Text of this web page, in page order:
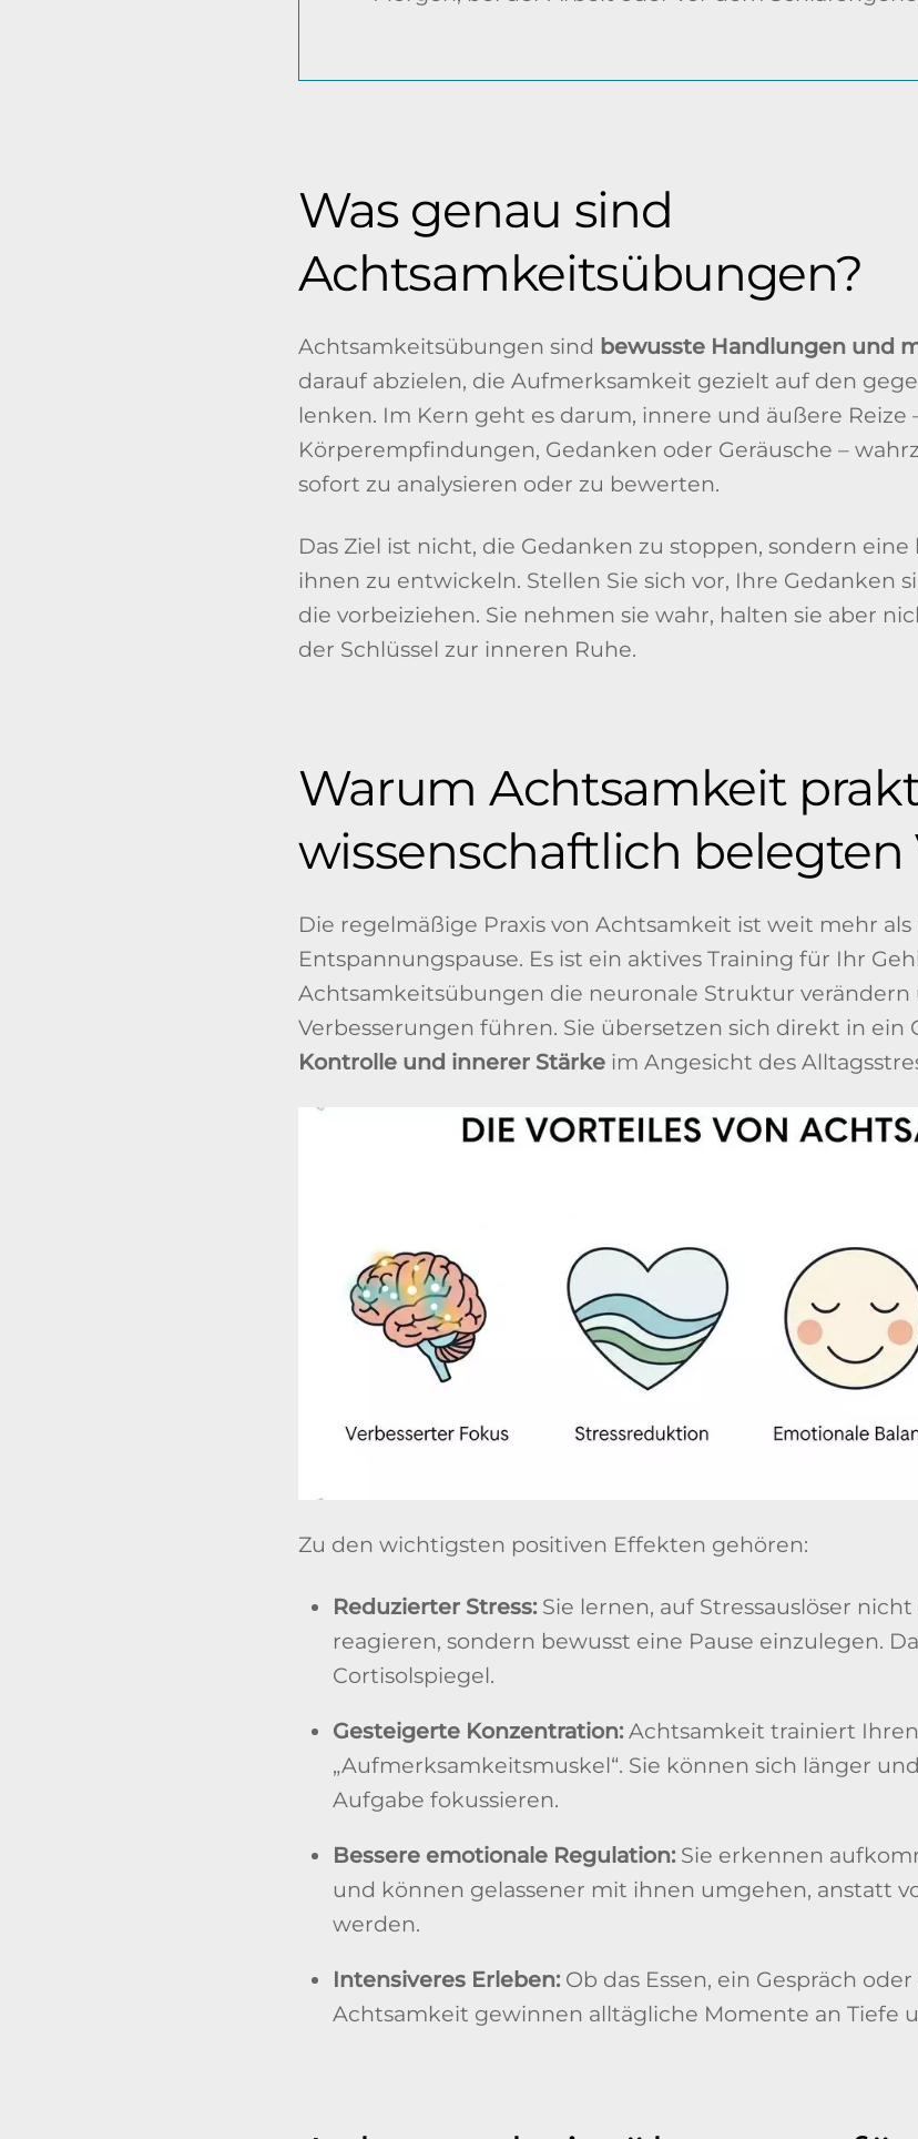
Was genau sind
Achtsamkeitsübungen?
Achtsamkeitsübungen sind bewusste Handlungen und
darauf abzielen, die Aufmerksamkeit gezielt auf den
lenken. Im Kern geht es darum, innere und äußere Reize
Körperempfindungen, Gedanken oder Geräusche –
sofort zu analysieren oder zu bewerten.
Das Ziel ist nicht, die Gedanken zu stoppen, sondern
ihnen zu entwickeln. Stellen Sie sich vor, Ihre Gedanken
die vorbeiziehen. Sie nehmen sie wahr, halten sie aber
der Schlüssel zur inneren Ruhe.
Warum Achtsamkeit
wissenschaftlich belegten
Die regelmäßige Praxis von Achtsamkeit ist weit mehr
Entspannungspause. Es ist ein aktives Training für Ihr
Achtsamkeitsübungen die neuronale Struktur verändern
Verbesserungen führen. Sie übersetzen sich direkt in ein
Kontrolle und innerer Stärkeim Angesicht des
Zu den wichtigsten positiven Effekten gehören:
Reduzierter Stress:Sie lernen, auf Stressauslöser
reagieren, sondern bewusst eine Pause einzulegen.
Cortisolspiegel.
Gesteigerte Konzentration:Achtsamkeit trainiert Ihren
„Aufmerksamkeitsmuskel“. Sie können sich länger
Aufgabe fokussieren.
Bessere emotionale Regulation:Sie erkennen
und können gelassener mit ihnen umgehen, anstatt
werden.
Intensiveres Erleben:Ob das Essen, ein Gespräch
Achtsamkeit gewinnen alltägliche Momente an Tiefe